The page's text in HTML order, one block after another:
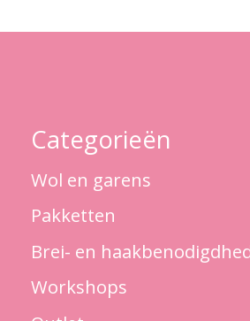
Categorieën
Wol en garens
Pakketten
Brei- en
Workshops